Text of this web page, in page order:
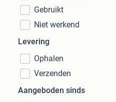
Gebruikt
Niet werkend
Levering
Ophalen
Verzenden
Aangeboden sinds